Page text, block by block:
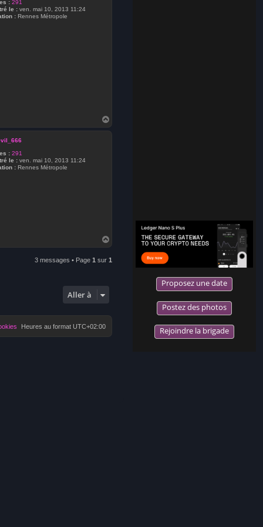
Proposez une date
Postez des photos
Rejoindre la brigade
: 291
le :ven. mai 10, 2013 11:24
:Rennes Métropole
a
u
: 291
le :ven. mai 10, 2013 11:24
:Rennes Métropole
a
t
3 messages • Page 1 sur 1
Aller à
Heures au format UTC+02:00